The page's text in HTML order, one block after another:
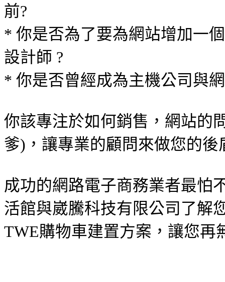
前?
* 你是否為了要為網站增加一
設計師 ?
* 你是否曾經成為主機公司與
你該專注於如何銷售，網站的
爹)，讓專業的顧問來做您的
成功的網路電子商務業者最怕
活館與崴騰科技有限公司了解
TWE購物車建置方案，讓您再